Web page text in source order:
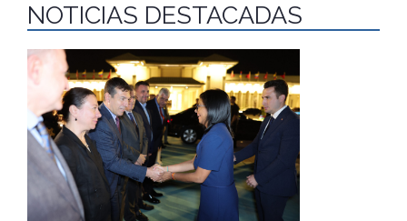
NOTICIAS DESTACADAS